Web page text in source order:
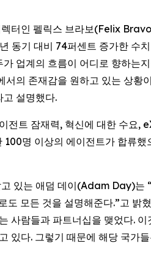
인 펠릭스 브라보(Felix
동기 대비 74퍼센트 증가한 수
업계의 흐름이 어디로 향하는
서의 존재감을 원하고 있는 상
고 설명했다.
전트 잠재력, 혁신에 대한 수요,
100명 이상의 에이전트가 합류
있는 애덤 데이(Adam Day)는
도 모든 것을 설명해준다.”고
사람들과 파트너십을 맺었다.
있다. 그렇기 때문에 해당 국가